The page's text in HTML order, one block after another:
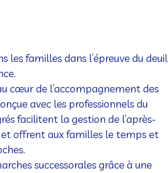
les familles dans l’épreuve du deuil
cœur de l’accompagnement des
avec les professionnels du
facilitent la gestion de l’après-
offrent aux familles le temps et
successorales grâce à une